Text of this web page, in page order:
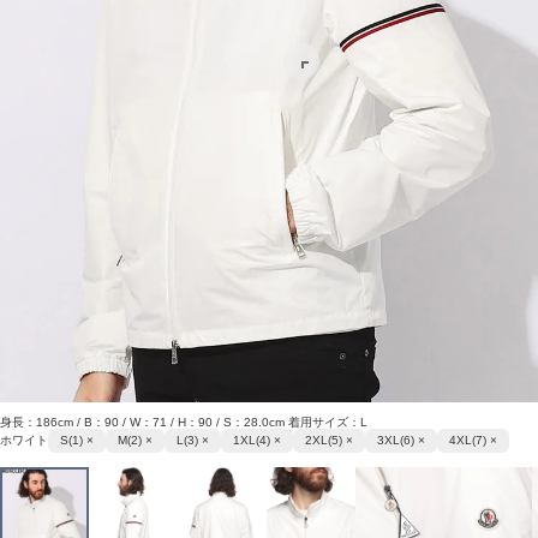
身長：186cm / B：90 / W：71 / H：90 / S：28.0cm 着用サイズ：L
ホワイト
S(1) × M(2) × L(3) × 1XL(4) × 2XL(5) × 3XL(6) × 4XL(7) ×